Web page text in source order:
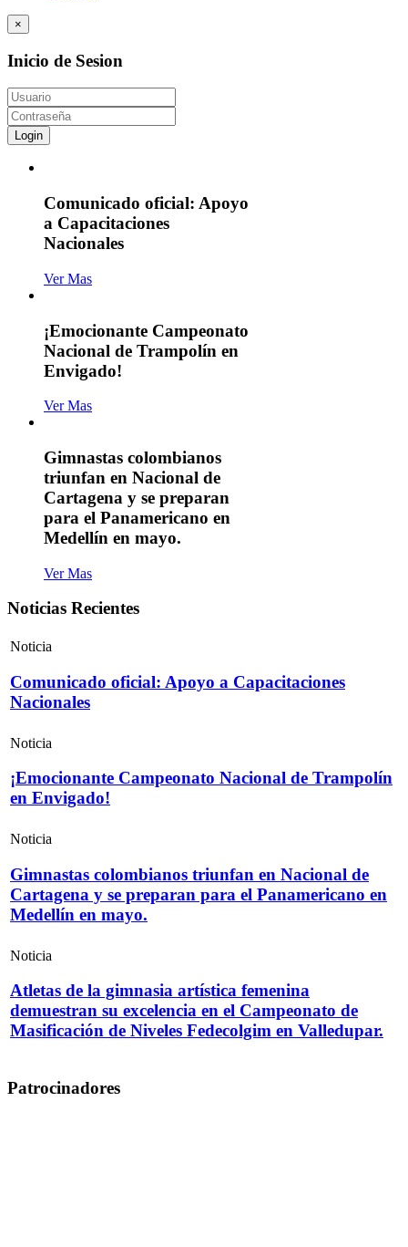
×
Inicio de Sesion
Login
Comunicado oficial: Apoyo
a Capacitaciones
Nacionales
Ver Mas
¡Emocionante Campeonato
Nacional de Trampolín en
Envigado!
Ver Mas
Gimnastas colombianos
triunfan en Nacional de
Cartagena y se preparan
para el Panamericano en
Medellín en mayo.
Ver Mas
Noticias Recientes
Noticia
Comunicado oficial: Apoyo a Capacitaciones
Nacionales
Noticia
¡Emocionante Campeonato Nacional de Trampolín
en Envigado!
Noticia
Gimnastas colombianos triunfan en Nacional de
Cartagena y se preparan para el Panamericano en
Medellín en mayo.
Noticia
Atletas de la gimnasia artística femenina
demuestran su excelencia en el Campeonato de
Masificación de Niveles Fedecolgim en Valledupar.
Patrocinadores